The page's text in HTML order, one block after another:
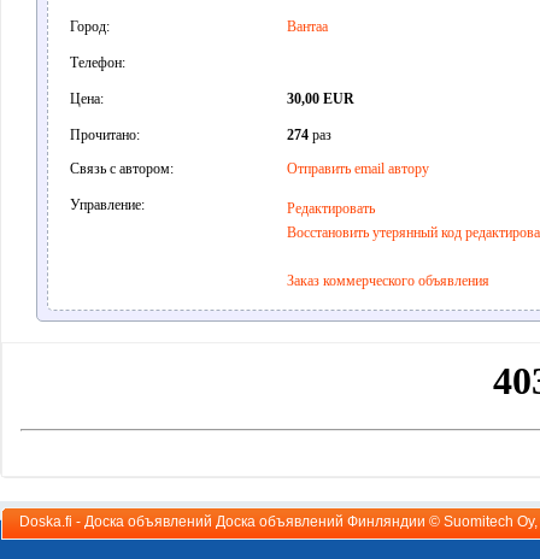
Город: Вантаа
Телефон:
Цена: 30,00 EUR
Прочитано: 274раз
Связь с автором:
Отправить email автору
Управление:
Редактировать
Восстановить утерянный код
Заказ коммерческого объявления
Doska.fi - Доска объявлений Доска объявлений Финляндии © Suomitech Oy